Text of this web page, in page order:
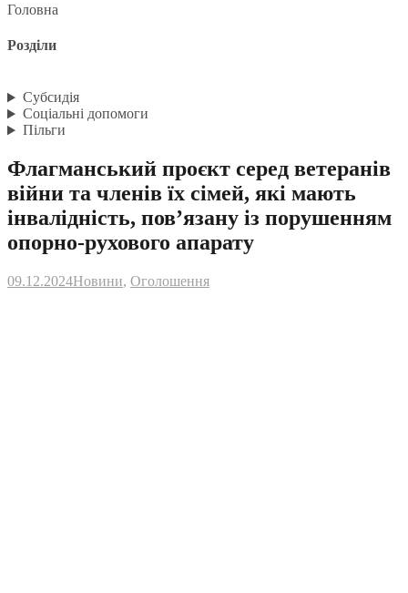
Головна
Розділи
Субсидія
Соціальні допомоги
Пільги
Флагманський проєкт серед ветеранів
війни та членів їх сімей, які мають
інвалідність, пов’язану із порушенням
опорно-рухового апарату
09.12.2024Новини, Оголошення